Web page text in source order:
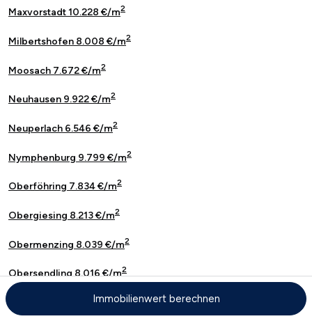
Maxvorstadt 10.228 €/m2
Milbertshofen 8.008 €/m2
Moosach 7.672 €/m2
Neuhausen 9.922 €/m2
Neuperlach 6.546 €/m2
Nymphenburg 9.799 €/m2
Oberföhring 7.834 €/m2
Obergiesing 8.213 €/m2
Obermenzing 8.039 €/m2
Obersendling 8.016 €/m2
Immobilienwert berechnen